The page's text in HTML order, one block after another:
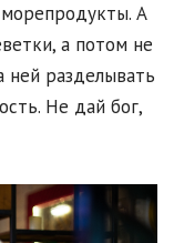
А
а потом не
ней разделывать
Не дай бог,